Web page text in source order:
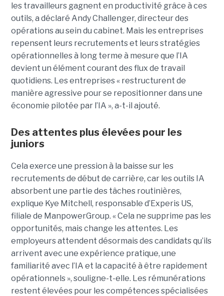
les travailleurs gagnent en productivité grâce à ces
outils, a déclaré Andy Challenger, directeur des
opérations au sein du cabinet. Mais les entreprises
repensent leurs recrutements et leurs stratégies
opérationnelles à long terme à mesure que l’IA
devient un élément courant des flux de travail
quotidiens. Les entreprises « restructurent de
manière agressive pour se repositionner dans une
économie pilotée par l’IA », a-t-il ajouté.
Des attentes plus élevées pour les
juniors
Cela exerce une pression à la baisse sur les
recrutements de début de carrière, car les outils IA
absorbent une partie des tâches routinières,
explique Kye Mitchell, responsable d’Experis US,
filiale de ManpowerGroup. « Cela ne supprime pas les
opportunités, mais change les attentes. Les
employeurs attendent désormais des candidats qu’ils
arrivent avec une expérience pratique, une
familiarité avec l’IA et la capacité à être rapidement
opérationnels », souligne-t-elle. Les rémunérations
restent élevées pour les compétences spécialisées